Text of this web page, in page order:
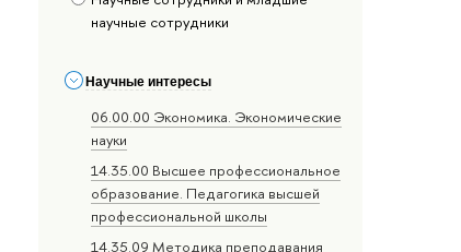
научные сотрудники
Научные интересы
06.00.00 Экономика. Экономические
науки
14.35.00 Высшее профессиональное
образование. Педагогика высшей
профессиональной школы
14.35.09 Методика преподавания